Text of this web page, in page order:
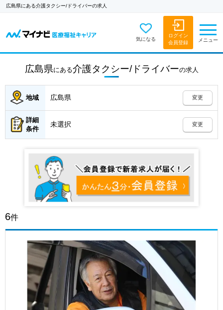
広島県にある介護タクシー/ドライバーの求人
気になる
ログイン
会員登録
メニュー
広島県にある介護タクシー/ドライバーの求人
地域 広島県 変更
詳細
条件
未選択 変更
6件